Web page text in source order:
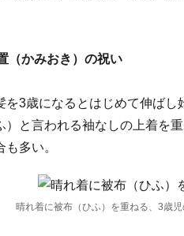
かみおき）の祝い
を3歳になるとはじめて伸ば
）と言われる袖なしの上着を
多い。
晴れ着に被布（ひふ）を重ねる、3歳